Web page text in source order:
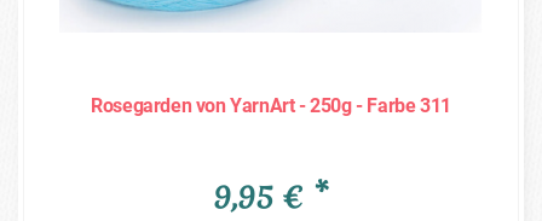
Rosegarden von YarnArt - 250g - Farbe 311
9,95 € *